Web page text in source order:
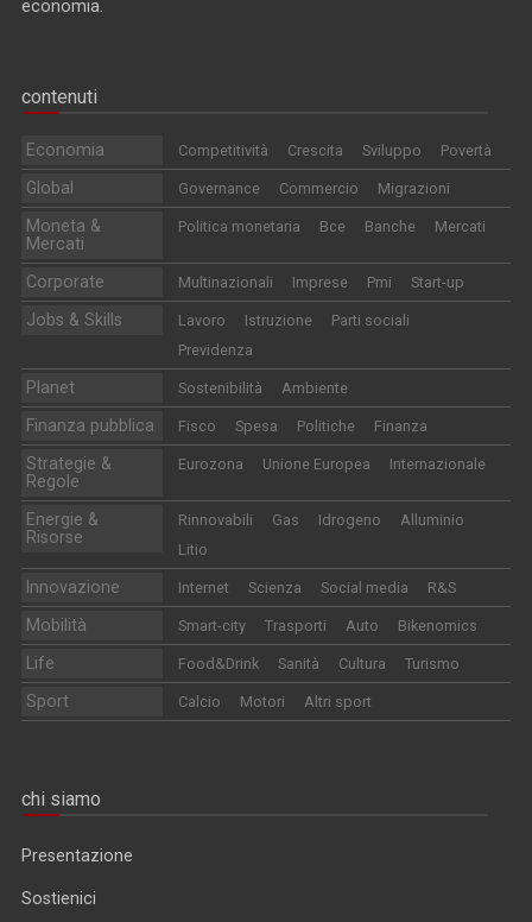
economia.
contenuti
Economia Competitività Crescita Sviluppo Povertà
Global Governance Commercio Migrazioni
Moneta &
Mercati
Politica monetaria Bce Banche Mercati
Corporate Multinazionali Imprese Pmi Start-up
Jobs & Skills Lavoro Istruzione
Parti sociali
Previdenza
Planet Sostenibilità Ambiente
Finanza pubblica Fisco Spesa Politiche Finanza
Strategie &
Regole
Eurozona Unione Europea Internazionale
Energie &
Risorse
Rinnovabili Gas Idrogeno
Alluminio
Litio
Innovazione Internet Scienza Social media R&S
Mobilità Smart-city Trasporti Auto Bikenomics
Life Food&Drink Sanità Cultura Turismo
Sport Calcio Motori Altri sport
chi siamo
Presentazione
Sostienici